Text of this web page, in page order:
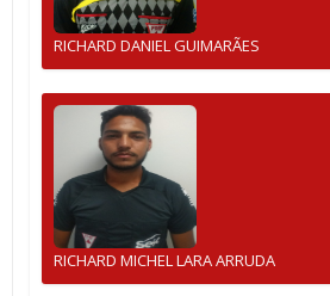
RICHARD DANIEL GUIMARÃES
RICHARD MICHEL LARA ARRUDA